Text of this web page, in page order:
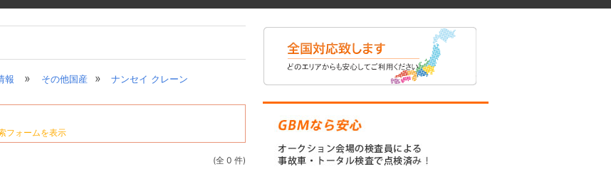
報 » その他国産 » ナンセイ クレーン
フォームを表示
(全 0 件)